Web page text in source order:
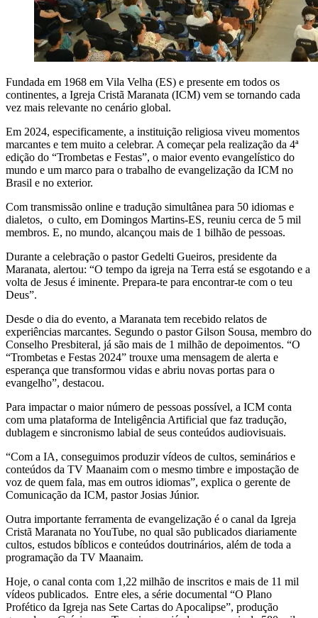
Fundada em 1968 em Vila Velha (ES) e presente em todos os
continentes, a Igreja Cristã Maranata (ICM) vem se tornando cada
vez mais relevante no cenário global.
Em 2024, especificamente, a instituição religiosa viveu momentos
marcantes e tem muito a celebrar. A começar pela realização da 4ª
edição do “Trombetas e Festas”, o maior evento evangelístico do
mundo e um marco para o trabalho de evangelização da ICM no
Brasil e no exterior.
Com transmissão online e tradução simultânea para 50 idiomas e
dialetos, o culto, em Domingos Martins-ES, reuniu cerca de 5 mil
membros. E, no mundo, alcançou mais de 1 bilhão de pessoas.
Durante a celebração o pastor Gedelti Gueiros, presidente da
Maranata, alertou: “O tempo da igreja na Terra está se esgotando e a
volta de Jesus é iminente. Prepara-te para encontrar-te com o teu
Deus”.
Desde o dia do evento, a Maranata tem recebido relatos de
experiências marcantes. Segundo o pastor Gilson Sousa, membro do
Conselho Presbiteral, já são mais de 1 milhão de depoimentos. “O
“Trombetas e Festas 2024” trouxe uma mensagem de alerta e
esperança que transformou vidas e abriu novas portas para o
evangelho”, destacou.
Para impactar o maior número de pessoas possível, a ICM conta
com uma plataforma de Inteligência Artificial que faz tradução,
dublagem e sincronismo labial de seus conteúdos audiovisuais.
“Com a IA, conseguimos produzir vídeos de cultos, seminários e
conteúdos da TV Maanaim com o mesmo timbre e impostação de
voz de quem fala, mas em outros idiomas”, explica o gerente de
Comunicação da ICM, pastor Josias Júnior.
Outra importante ferramenta de evangelização é o canal da Igreja
Cristã Maranata no YouTube, no qual são publicados diariamente
cultos, estudos bíblicos e conteúdos doutrinários, além de toda a
programação da TV Maanaim.
Hoje, o canal conta com 1,22 milhão de inscritos e mais de 11 mil
vídeos publicados. Entre eles, a série documental “O Plano
Profético da Igreja nas Sete Cartas do Apocalipse”, produção